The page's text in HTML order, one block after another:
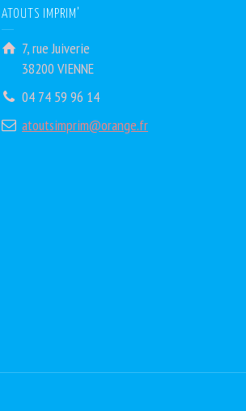
ATOUTS IMPRIM’
7, rue Juiverie
38200 VIENNE
04 74 59 96 14
atoutsimprim@orange.fr